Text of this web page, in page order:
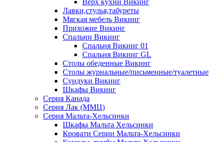
Лавки,стулья,табуреты
Мягкая мебель Викинг
Прихожие Викинг
Спальни Викинг
Спальня Викинг 01
Спальня Викинг GL
Столы обеденные Викинг
Столы журнальные/письменные/туалетные
Сундуки Викинг
Шкафы Викинг
Серия Канада
Серия Лак (ММЦ)
Серия Мальта-Хельсинки
Шкафы Мальта Хельсинки
Кровати Серии Мальта-Хельсинки